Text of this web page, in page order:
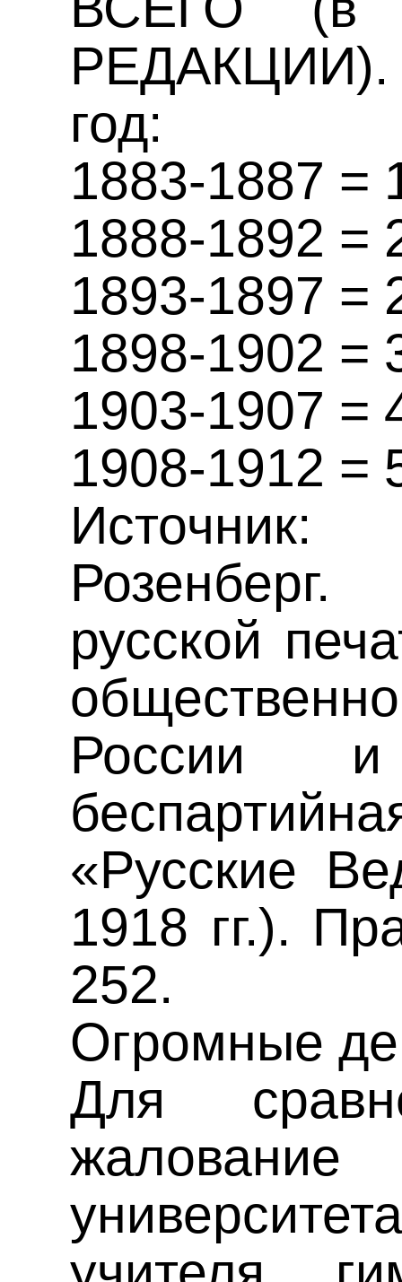
РЕДАКЦИИ).
год:
1883-1887 =
1888-1892 =
1893-1897 =
1898-1902 =
1903-1907 =
1908-1912 =
русской
России и
«Русские
1918 гг.).
252.
Огромные
Для